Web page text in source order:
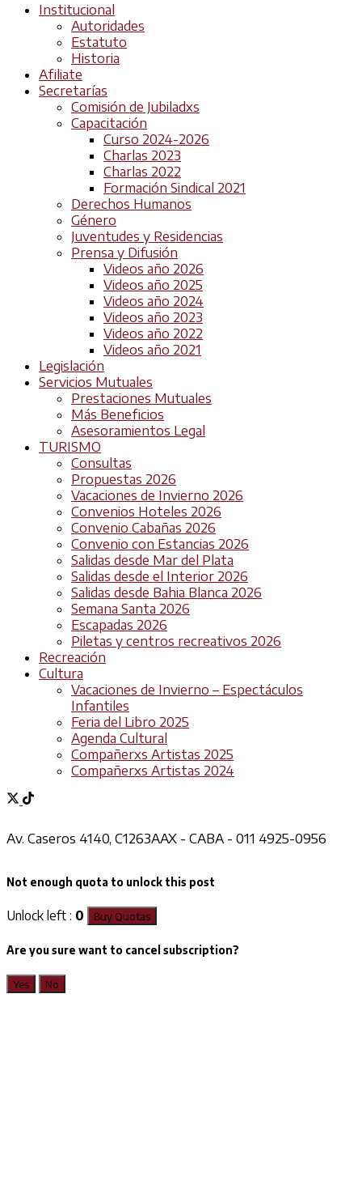
Institucional
Autoridades
Estatuto
Historia
Afiliate
Secretarías
Comisión de Jubiladxs
Capacitación
Curso 2024-2026
Charlas 2023
Charlas 2022
Formación Sindical 2021
Derechos Humanos
Género
Juventudes y Residencias
Prensa y Difusión
Videos año 2026
Videos año 2025
Videos año 2024
Videos año 2023
Videos año 2022
Videos año 2021
Legislación
Servicios Mutuales
Prestaciones Mutuales
Más Beneficios
Asesoramientos Legal
TURISMO
Consultas
Propuestas 2026
Vacaciones de Invierno 2026
Convenios Hoteles 2026
Convenio Cabañas 2026
Convenio con Estancias 2026
Salidas desde Mar del Plata
Salidas desde el Interior 2026
Salidas desde Bahia Blanca 2026
Semana Santa 2026
Escapadas 2026
Piletas y centros recreativos 2026
Recreación
Cultura
Vacaciones de Invierno – Espectáculos
Infantiles
Feria del Libro 2025
Agenda Cultural
Compañerxs Artistas 2025
Compañerxs Artistas 2024
Av. Caseros 4140, C1263AAX - CABA - 011 4925-0956
Not enough quota to unlock this post
Unlock left : 0 Buy Quotas
Are you sure want to cancel subscription?
Yes No